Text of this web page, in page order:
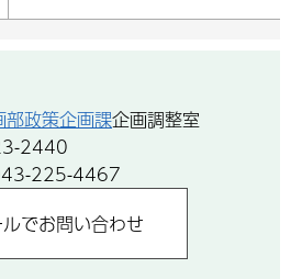
部政策企画課企画調整室
2440
225-4467